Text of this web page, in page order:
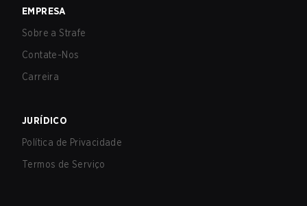
EMPRESA
Sobre a Strafe
Contate-Nos
Carreira
JURÍDICO
Política de Privacidade
Termos de Serviço